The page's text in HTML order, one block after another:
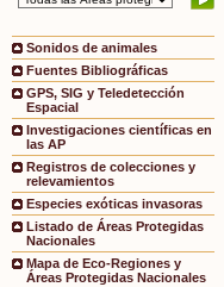
Sonidos de animales
Fuentes Bibliográficas
GPS, SIG y Teledetección
Espacial
Investigaciones científicas en
las AP
Registros de colecciones y
relevamientos
Especies exóticas invasoras
Listado de Áreas Protegidas
Nacionales
Mapa de Eco-Regiones y
Áreas Protegidas Nacionales